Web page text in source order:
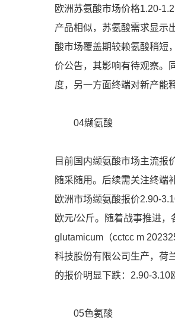
欧洲苏氨酸市场价格1.20-
产品相似，苏氨酸需求显示
酸市场覆盖期较赖氨酸稍短
价公告，其影响有待观察。
度，另一方面终端对新产能
04缬氨酸
目前国内缬氨酸市场主流报
随采随用。后续需关注终端
欧洲市场缬氨酸报价2.90-
欧元/公斤。随着战事推进
glutamicum（cctcc m
科技股份有限公司生产，荷
的报价明显下跌：2.90-3.10
05色氨酸